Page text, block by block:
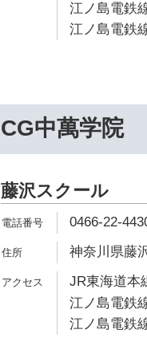
江ノ島電鉄
江ノ島電鉄
CG中萬学院
藤沢スクール
0466-22-
神奈川県藤
JR東海道本
江ノ島電鉄
江ノ島電鉄